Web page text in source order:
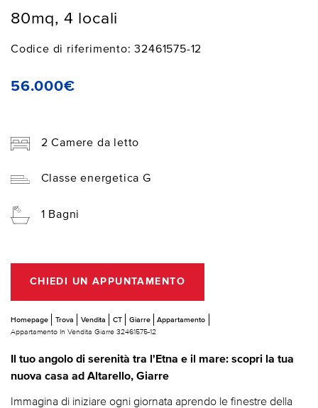
80mq, 4 locali
Codice di riferimento: 32461575-12
56.000€
2 Camere da letto
Classe energetica G
1 Bagni
CHIEDI UN APPUNTAMENTO
Homepage Trova Vendita CT Giarre
Appartamento
Appartamento In Vendita Giarre 32461575-12
Il tuo angolo di serenità tra l'Etna e il mare: scopri la tua
nuova casa ad Altarello, Giarre
Immagina di iniziare ogni giornata aprendo le finestre della